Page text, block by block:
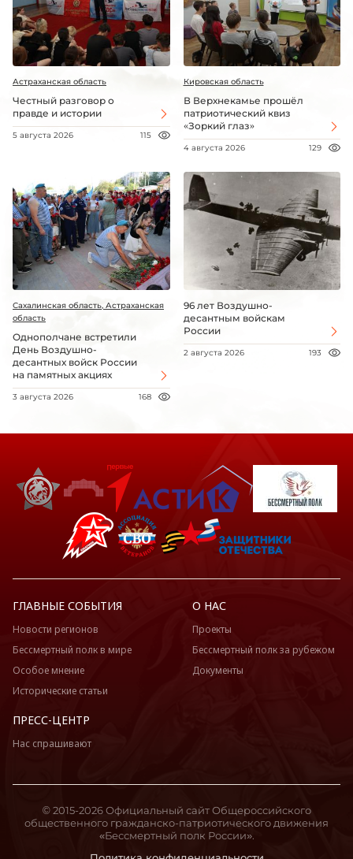
Астраханская область
Честный разговор о
правде и истории
5 августа 2026 115
Кировская область
В Верхнекамье прошёл
патриотический квиз
«Зоркий глаз»
4 августа 2026 129
Сахалинская область, Астраханская
область
Однополчане встретили
День Воздушно-
десантных войск России
на памятных акциях
3 августа 2026 168
96 лет Воздушно-
десантным войскам
России
2 августа 2026 193
ГЛАВНЫЕ СОБЫТИЯ
Новости регионов
Бессмертный полк в мире
Особое мнение
Исторические статьи
О НАС
Проекты
Бессмертный полк за рубежом
Документы
ПРЕСС-ЦЕНТР
Нас спрашивают
© 2015-2026 Официальный сайт Общероссийского
общественного гражданско-патриотического движения
«Бессмертный полк России».